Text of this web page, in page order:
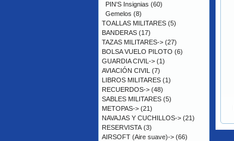
PIN'S Insignias (60)
Gemelos (8)
TOALLAS MILITARES (5)
BANDERAS (17)
TAZAS MILITARES-> (27)
BOLSA VUELO PILOTO (6)
GUARDIA CIVIL-> (1)
AVIACIÓN CIVIL (7)
LIBROS MILITARES (1)
RECUERDOS-> (48)
SABLES MILITARES (5)
METOPAS-> (21)
NAVAJAS Y CUCHILLOS-> (21)
RESERVISTA (3)
AIRSOFT (Aire suave)-> (66)